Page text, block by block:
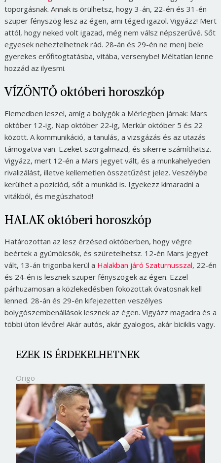
toporgásnak. Annak is örülhetsz, hogy 3-án, 22-én és 31-én
szuper fényszög lesz az égen, ami téged igazol. Vigyázz! Mert
attól, hogy neked volt igazad, még nem válsz népszerűvé. Sőt
egyesek neheztelhetnek rád. 28-án és 29-én ne menj bele
gyerekes erőfitogtatásba, vitába, versenybe! Méltatlan lenne
hozzád az ilyesmi.
VÍZÖNTŐ októberi horoszkóp
Elemedben leszel, amíg a bolygók a Mérlegben járnak: Mars
október 12-ig, Nap október 22-ig, Merkúr október 5 és 22
között. A kommunikáció, a tanulás, a vizsgázás és az utazás
támogatva van. Ezeket szorgalmazd, és sikerre számíthatsz.
Vigyázz, mert 12-én a Mars jegyet vált, és a munkahelyeden
rivalizálást, illetve kellemetlen összetűzést jelez. Veszélybe
kerülhet a pozíciód, sőt a munkád is. Igyekezz kimaradni a
vitákból, és megúszhatod!
HALAK októberi horoszkóp
Határozottan az lesz érzésed októberben, hogy végre
beértek a gyümölcsök, és szüretelhetsz. 12-én Mars jegyet
vált, 13-án trigonba kerül a Halakban járó Szaturnusszal, 22-én
és 24-én is lesznek szuper fényszögek az égen. Ezzel
párhuzamosan a közlekedésben fokozottak óvatosnak kell
lenned. 28-án és 29-én kifejezetten veszélyes
bolygószembenállások lesznek az égen. Vigyázz magadra és a
többi úton lévőre! Akár autós, akár gyalogos, akár biciklis vagy.
EZEK IS ÉRDEKELHETNEK
Origo